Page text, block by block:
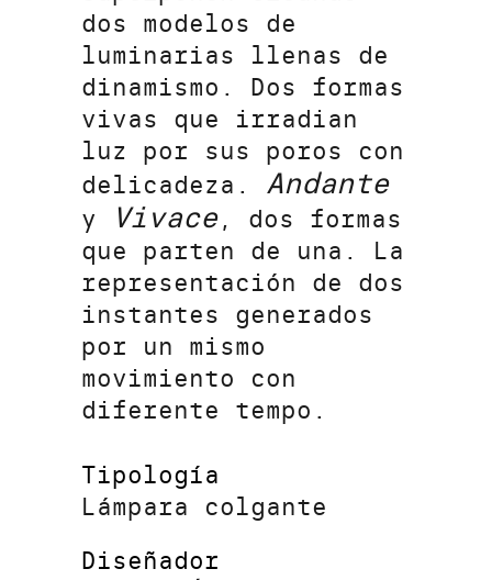
dos modelos de
luminarias llenas de
dinamismo. Dos formas
vivas que irradian
luz por sus poros con
delicadeza. Andante
y Vivace, dos formas
que parten de una. La
representación de dos
instantes generados
por un mismo
movimiento con
diferente tempo.
Tipología
Lámpara colgante
Diseñador